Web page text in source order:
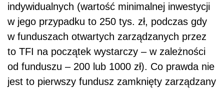
indywidualnych (wartość minimalnej inwestycji
w jego przypadku to 250 tys. zł, podczas gdy
w funduszach otwartych zarządzanych przez
to TFI na początek wystarczy – w zależności
od funduszu – 200 lub 1000 zł). Co prawda nie
jest to pierwszy fundusz zamknięty zarządzany